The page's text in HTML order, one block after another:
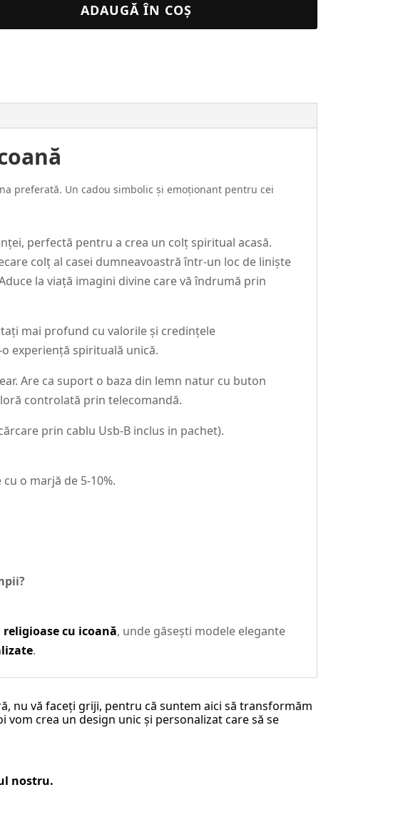
ADAUGĂ ÎN COȘ
preferată. Un cadou simbolic și emoționant pentru cei
perfectă pentru a crea un colț spiritual acasă.
colț al casei dumneavoastră într-un loc de liniște
la viață imagini divine care vă îndrumă prin
mai profund cu valorile și credințele
experiență spirituală unică.
Are ca suport o baza din lemn natur cu buton
controlată prin telecomandă.
prin cablu Usb-B inclus in pachet).
o marjă de 5-10%.
religioase cu icoană, unde găsești modele elegante
.
nu vă faceți griji, pentru că suntem aici să transformăm
crea un design unic și personalizat care să se
nostru.